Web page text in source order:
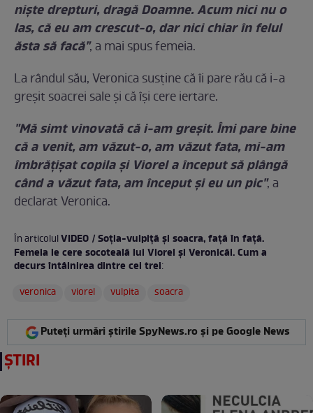
nişte drepturi, dragă Doamne. Acum nici nu o
las, că eu am crescut-o, dar nici chiar în felul
ăsta să facă", a mai spus femeia.
La rândul său, Veronica susţine că îi pare rău că i-a
greşit soacrei sale şi că îşi cere iertare.
"Mă simt vinovată că i-am greşit. Îmi pare bine
că a venit, am văzut-o, am văzut fata, mi-am
îmbrăţişat copila şi Viorel a început să plângă
când a văzut fata, am început şi eu un pic", a
declarat Veronica.
În articolulVIDEO / Soţia-vulpiţă şi soacra, faţă în faţă.
Femeia le cere socoteală lui Viorel şi Veronicăi. Cum a
decurs întâlnirea dintre cei trei:
veronica
viorel vulpita soacra
Puteți urmări știrile SpyNews.ro și pe Google News
ȘTIRI